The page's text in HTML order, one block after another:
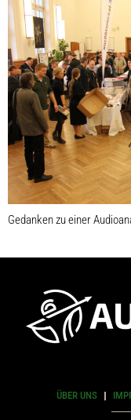
Gedanken zu einer
ÜBER UNS